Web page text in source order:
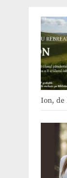
Ion, de